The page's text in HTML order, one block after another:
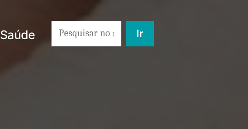
Saúde
Search
for: